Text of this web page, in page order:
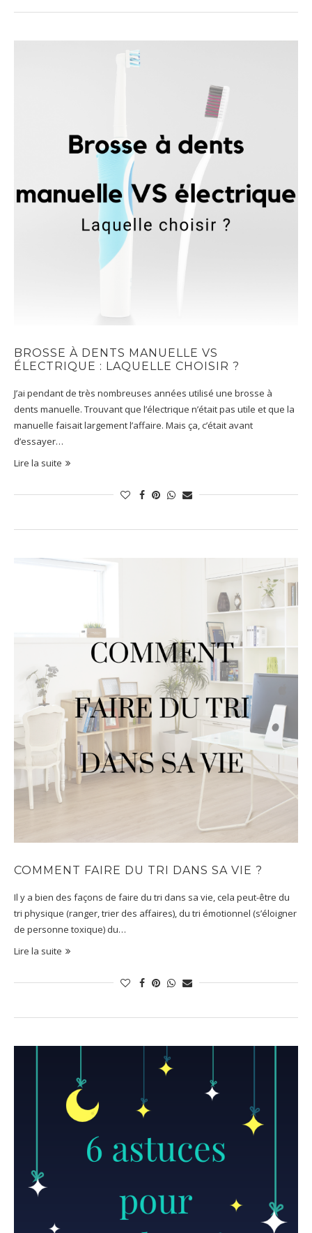
BROSSE À DENTS MANUELLE VS
ÉLECTRIQUE : LAQUELLE CHOISIR ?
J’ai pendant de très nombreuses années utilisé une brosse à
dents manuelle. Trouvant que l’électrique n’était pas utile et que la
manuelle faisait largement l’affaire. Mais ça, c’était avant
d’essayer…
Lire la suite
COMMENT FAIRE DU TRI DANS SA VIE ?
Il y a bien des façons de faire du tri dans sa vie, cela peut-être du
tri physique (ranger, trier des affaires), du tri émotionnel (s’éloigner
de personne toxique) du…
Lire la suite